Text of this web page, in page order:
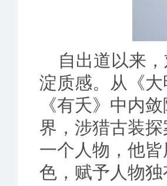
自出道以来
淀质感。从《
《有夭》中内
界，涉猎古装
一个人物，他
色，赋予人物